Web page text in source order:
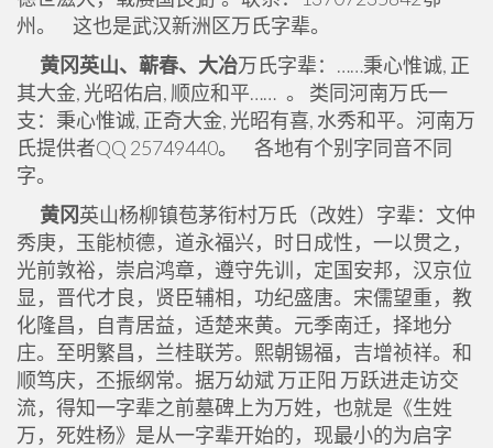
州。 这也是武汉新洲区万氏字辈。
黄冈英山、蕲春、大冶万氏字辈：……秉心惟诚, 正
其大金, 光昭佑启, 顺应和平…… 。 类同河南万氏一
支：秉心惟诚, 正奇大金, 光昭有喜, 水秀和平。河南万
氏提供者QQ 25749440。 各地有个别字同音不同
字。
黄冈英山杨柳镇苞茅衔村万氏（改姓）字辈：文仲
秀庚，玉能桢德，道永福兴，时日成性，一以贯之，
光前敦裕，崇启鸿章，遵守先训，定国安邦，汉京位
显，晋代才良，贤臣辅相，功纪盛唐。宋儒望重，教
化隆昌，自青居益，适楚来黄。元季南迁，择地分
庄。至明繁昌，兰桂联芳。熙朝锡福，吉增祯祥。和
顺笃庆，丕振纲常。据万幼斌 万正阳 万跃进走访交
流，得知一字辈之前墓碑上为万姓，也就是《生姓
万，死姓杨》是从一字辈开始的，现最小的为启字